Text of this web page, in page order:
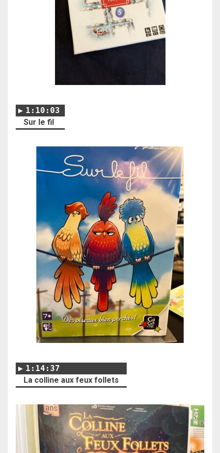
1:10:03
Sur le fil
1:14:37
La colline aux feux follets